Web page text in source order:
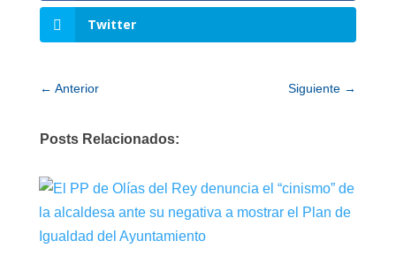
Twitter
← Anterior Siguiente →
Posts Relacionados: